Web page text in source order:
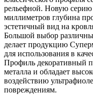
рельефной. Новую серию
миллиметров глубина
эстетичный вид на
Большой выбор
делает продукцию
для использования в
Профиль декоративный
металла и обладает
воздействию
повреждениям.